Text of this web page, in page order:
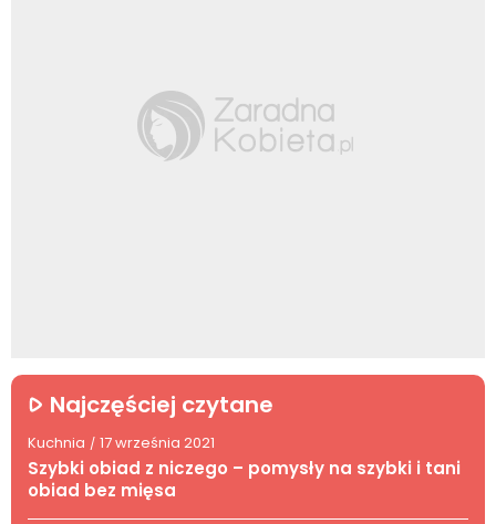
Najczęściej czytane
Kuchnia / 17 września 2021
Szybki obiad z niczego – pomysły na szybki i tani
obiad bez mięsa